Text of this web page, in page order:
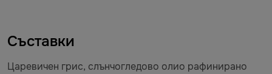
Съставки
Царевичен грис, слънчогледово олио рафинирано